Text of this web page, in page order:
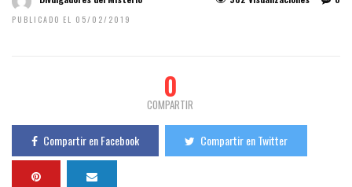
PUBLICADO EL 05/02/2019
0
COMPARTIR
Compartir en Facebook Compartir en Twitter